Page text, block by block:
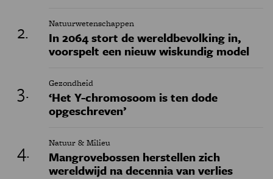
Natuurwetenschappen
In 2064 stort de wereldbevolking in,
voorspelt een nieuw wiskundig model
Gezondheid
‘Het Y-chromosoom is ten dode
opgeschreven’
Natuur & Milieu
Mangrovebossen herstellen zich
wereldwijd na decennia van verlies